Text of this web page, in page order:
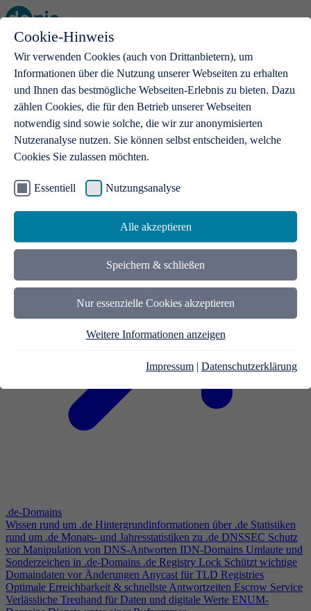
Cookie-Hinweis
Wir verwenden Cookies (auch von Drittanbietern), um
Informationen über die Nutzung unserer Webseiten zu erhalten
und Ihnen das bestmögliche Webseiten-Erlebnis zu bieten. Dazu
zählen Cookies, die für den Betrieb unserer Webseiten
notwendig sind sowie solche, die wir zur anonymisierten
Nutzeranalyse nutzen. Sie können selbst entscheiden, welche
Cookies Sie zulassen möchten.
Essentiell Nutzungsanalyse
Alle akzeptieren
Speichern & schließen
Nur essenzielle Cookies akzeptieren
Weitere Informationen anzeigen
Impressum | Datenschutzerklärung
Open main menu
.de-Domains
Mit einer .de-Domain erhalten Ideen eine Bühne
.de-Domains
Wissen rund um .de Hintergrundinformationen über .de Statistiken
rund um .de Monats- und Jahresstatistiken zu .de DNSSEC Schutz
vor Manipulation von DNS-Antworten IDN-Domains Umlaute und
Sonderzeichen in .de-Domains .de Registry Lock Schützt wichtige
Domaindaten vor ÄnderungenAnycast für TLD Registries
Optimale Erreichbarkeit & schnellste Antwortzeiten Escrow Service
Verlässliche Treuhand für Daten und digitale Werte ENUM-